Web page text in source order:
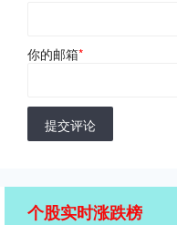
你的邮箱*
提交评论
个股实时涨跌榜